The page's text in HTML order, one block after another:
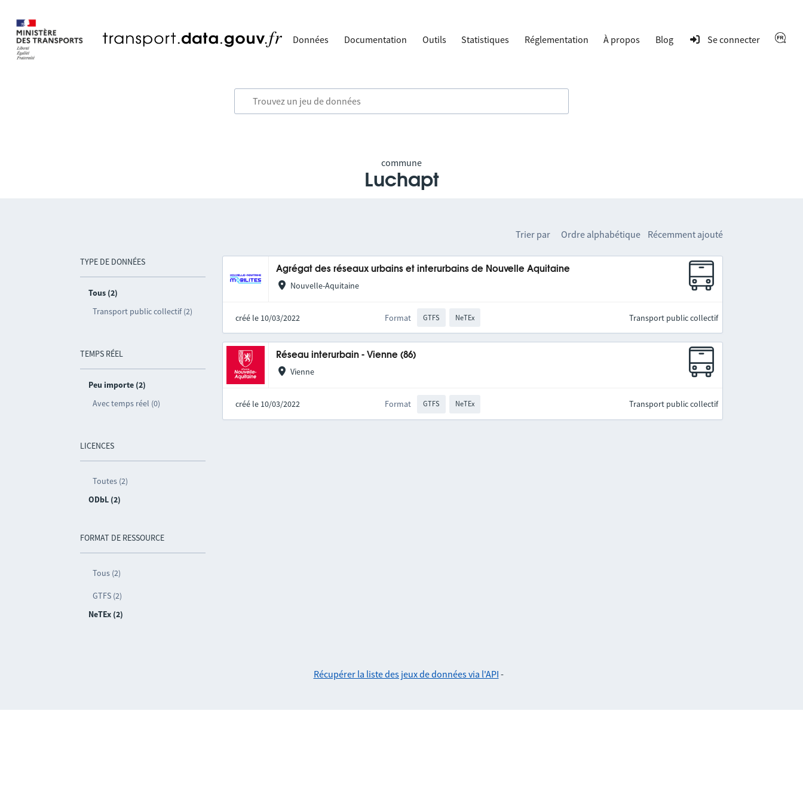
Données Documentation Outils Statistiques Réglementation À propos Blog Se connecter
commune
Luchapt
TYPE DE DONNÉES
Tous (2)
Transport public collectif (2)
TEMPS RÉEL
Peu importe (2)
Avec temps réel (0)
LICENCES
Toutes (2)
ODbL (2)
FORMAT DE RESSOURCE
Tous (2)
GTFS (2)
NeTEx (2)
Trier par Ordre alphabétique Récemment ajouté
Agrégat des réseaux urbains et interurbains de Nouvelle Aquitaine
Nouvelle-Aquitaine
créé le 10/03/2022 Format GTFS NeTEx Transport public collectif
Réseau interurbain - Vienne (86)
Vienne
créé le 10/03/2022 Format GTFS NeTEx Transport public collectif
Récupérer la liste des jeux de données via l'API -